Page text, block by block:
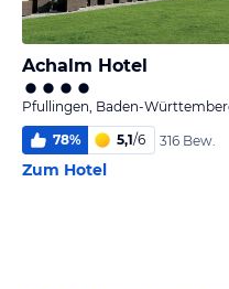
Achalm Hotel
Pfullingen, Baden-
78% 5,1/6 316 Bew.
Zum Hotel